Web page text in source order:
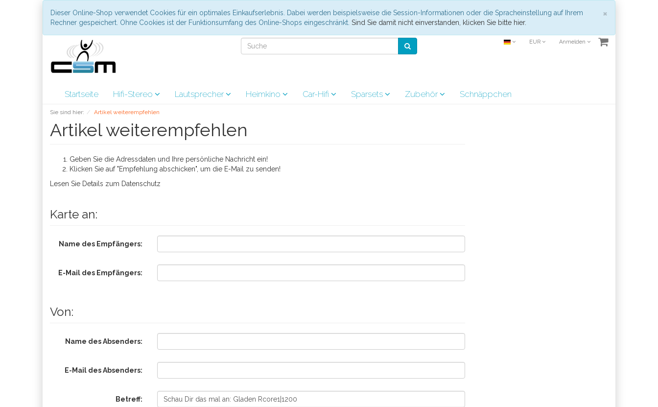
×
Dieser Online-Shop verwendet Cookies für ein optimales Einkaufserlebnis. Dabei werden beispielsweise die Session-Informationen oder die Spracheinstellung auf Ihrem
Rechner gespeichert. Ohne Cookies ist der Funktionsumfang des Online-Shops eingeschränkt. Sind Sie damit nicht einverstanden, klicken Sie bitte hier.
EUR Anmelden
Startseite Hifi-Stereo Lautsprecher Heimkino Car-Hifi Sparsets Zubehör Schnäppchen
Sie sind hier: Artikel weiterempfehlen
Artikel weiterempfehlen
Geben Sie die Adressdaten und Ihre persönliche Nachricht ein!
Klicken Sie auf "Empfehlung abschicken", um die E-Mail zu senden!
Lesen Sie Details zum Datenschutz
Karte an:
Name des Empfängers:
E-Mail des Empfängers:
Von:
Name des Absenders:
E-Mail des Absenders:
Betreff: